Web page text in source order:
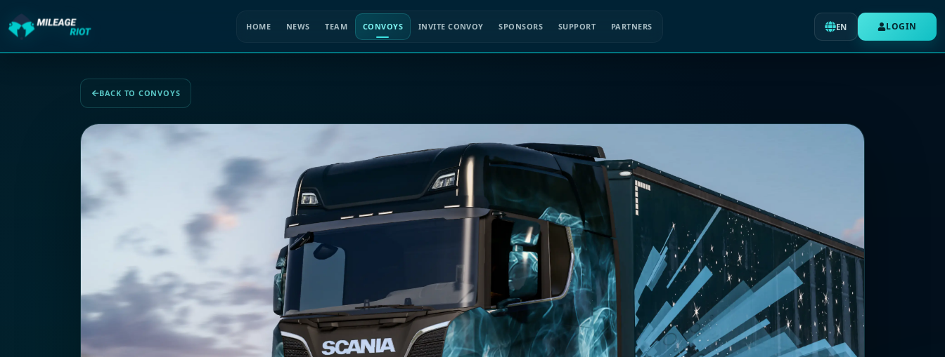
BACK TO CONVOYS
HOME NEWS TEAM CONVOYS INVITE CONVOY SPONSORS SUPPORT PARTNERS EN LOGIN